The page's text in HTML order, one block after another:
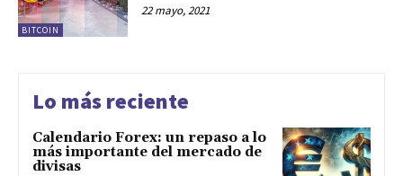
BITCOIN
22 mayo, 2021
Lo más reciente
Calendario Forex: un repaso a lo
más importante del mercado de
divisas